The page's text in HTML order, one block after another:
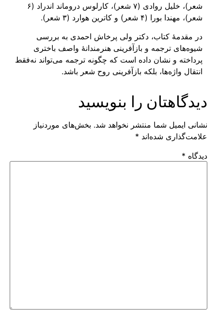
شعر)، خلیل روادی (۷ شعر)، کارلوس دروماند اندراد (۶
شعر)، مهندا بورا (۴ شعر) و کاترین هوارد (۳ شعر).
در مقدمهٔ کتاب، دکتر ولی پرخاش احمدی به بررسی
شیوه‌های ترجمه و بازآفرینی هنرمندانهٔ واصف باختری
پرداخته و نشان داده است که چگونه ترجمه می‌تواند نه‌فقط
انتقال واژه‌ها، بلکه بازآفرینی روح شعر باشد.
دیدگاهتان را بنویسید
نشانی ایمیل شما منتشر نخواهد شد. بخش‌های موردنیاز
علامت‌گذاری شده‌اند *
دیدگاه *